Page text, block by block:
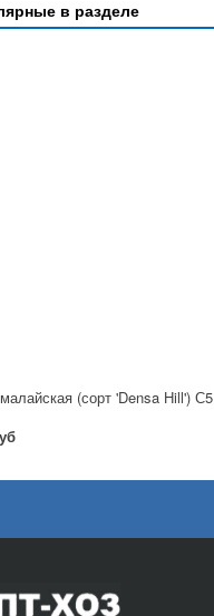
в разделе
(сорт 'Densa Hill') С5